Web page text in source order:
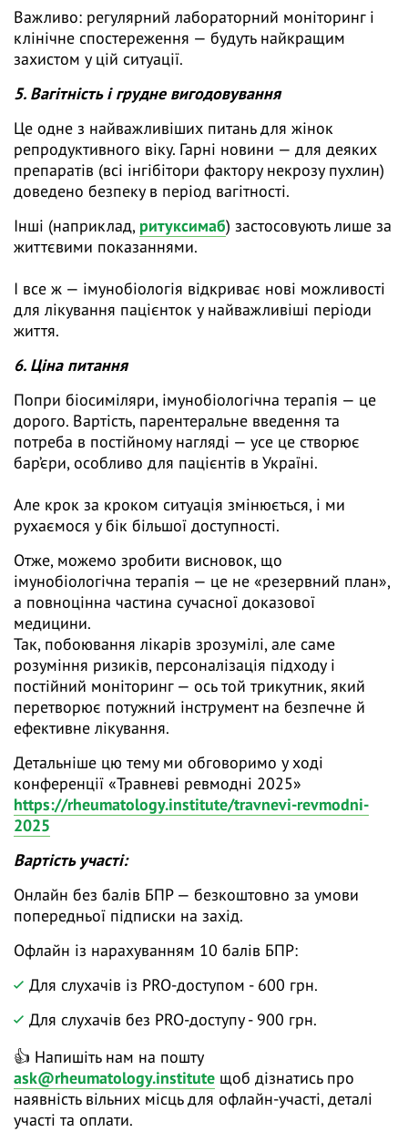
Важливо: регулярний лабораторний моніторинг і
клінічне спостереження — будуть найкращим
захистом у цій ситуації.
5. Вагітність і грудне вигодовування
Це одне з найважливіших питань для жінок
репродуктивного віку. Гарні новини — для деяких
препаратів (всі інгібітори фактору некрозу пухлин)
доведено безпеку в період вагітності.
Інші (наприклад, ритуксимаб) застосовують лише за
життєвими показаннями.
І все ж — імунобіологія відкриває нові можливості
для лікування пацієнток у найважливіші періоди
життя.
6. Ціна питання
Попри біосиміляри, імунобіологічна терапія — це
дорого. Вартість, парентеральне введення та
потреба в постійному нагляді — усе це створює
бар’єри, особливо для пацієнтів в Україні.
Але крок за кроком ситуація змінюється, і ми
рухаємося у бік більшої доступності.
Отже, можемо зробити висновок, що
імунобіологічна терапія — це не «резервний план»,
а повноцінна частина сучасної доказової
медицини.
Так, побоювання лікарів зрозумілі, але саме
розуміння ризиків, персоналізація підходу і
постійний моніторинг — ось той трикутник, який
перетворює потужний інструмент на безпечне й
ефективне лікування.
Детальніше цю тему ми обговоримо у ході
конференції «Травневі ревмодні 2025»
https://rheumatology.institute/travnevi-revmodni-
2025
Вартість участі:
Онлайн без балів БПР — безкоштовно за умови
попередньої підписки на захід.
Офлайн із нарахуванням 10 балів БПР:
Для слухачів із PRO-доступом - 600 грн.
Для слухачів без PRO-доступу - 900 грн.
👍 Напишіть нам на пошту
ask@rheumatology.institute щоб дізнатись про
наявність вільних місць для офлайн-участі, деталі
участі та оплати.